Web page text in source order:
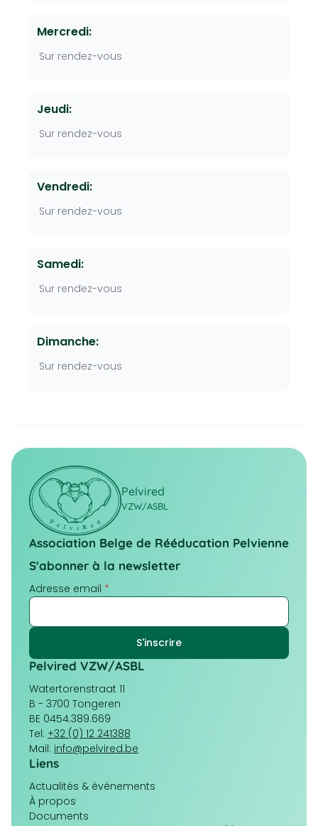
Mercredi:
Sur rendez-vous
Jeudi:
Sur rendez-vous
Vendredi:
Sur rendez-vous
Samedi:
Sur rendez-vous
Dimanche:
Sur rendez-vous
Pelvired
VZW/ASBL
Association Belge de Rééducation Pelvienne
S'abonner à la newsletter
Adresse email *
Pelvired VZW/ASBL
Watertorenstraat 11
B - 3700 Tongeren
BE 0454.389.669
Tel: +32 (0) 12 241388
Mail: info@pelvired.be
Liens
Navigation
principale
Actualités & événements
À propos
Documents